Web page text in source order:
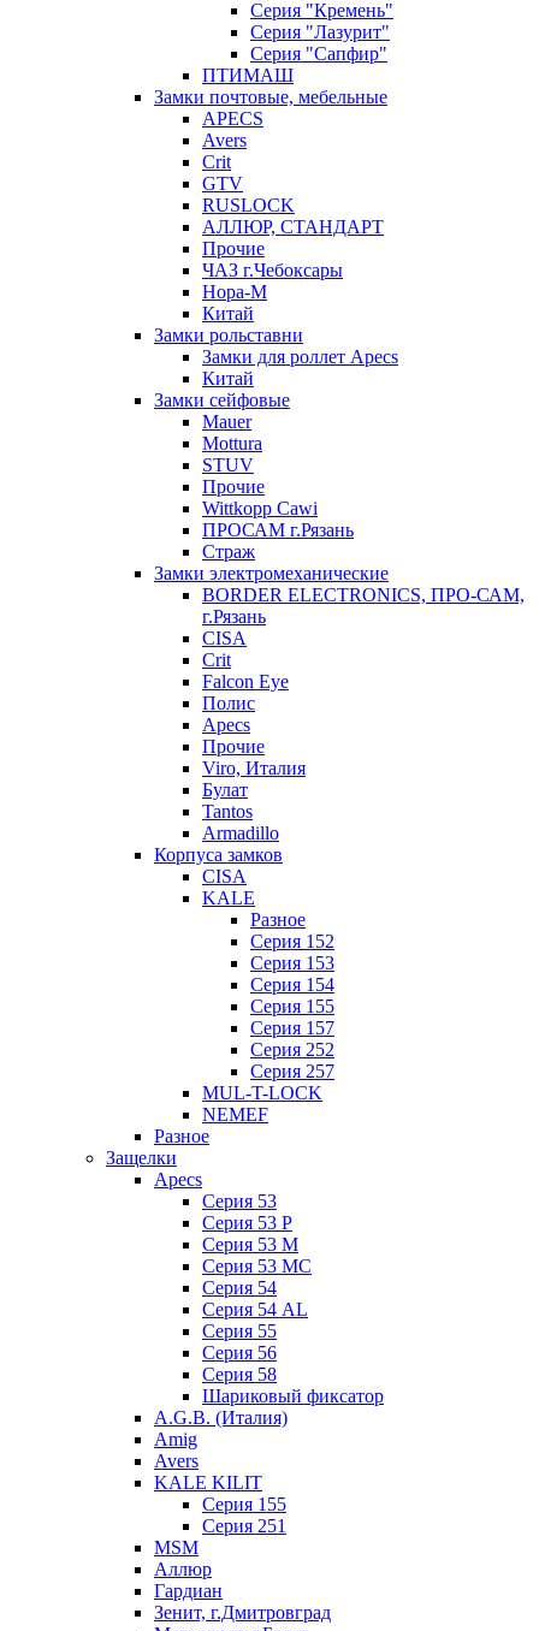
Серия "Кремень"
Серия "Лазурит"
Серия "Сапфир"
ПТИМАШ
Замки почтовые, мебельные
APECS
Avers
Crit
GTV
RUSLOCK
АЛЛЮР, СТАНДАРТ
Прочие
ЧАЗ г.Чебоксары
Нора-М
Китай
Замки рольставни
Замки для роллет Apecs
Китай
Замки сейфовые
Mauer
Mottura
STUV
Прочие
Wittkopp Cawi
ПРОСАМ г.Рязань
Страж
Замки электромеханические
BORDER ELECTRONICS, ПРО-САМ,
г.Рязань
CISA
Crit
Falcon Eye
Полис
Apecs
Прочие
Viro, Италия
Булат
Tantos
Armadillo
Корпуса замков
CISA
KALE
Разное
Серия 152
Серия 153
Серия 154
Серия 155
Серия 157
Серия 252
Серия 257
MUL-T-LOCK
NEMEF
Разное
Защелки
Apecs
Серия 53
Серия 53 P
Серия 53 М
Серия 53 МC
Серия 54
Серия 54 AL
Серия 55
Серия 56
Серия 58
Шариковый фиксатор
A.G.B. (Италия)
Amig
Avers
KALE KILIT
Серия 155
Серия 251
MSM
Аллюр
Гардиан
Зенит, г.Дмитровград